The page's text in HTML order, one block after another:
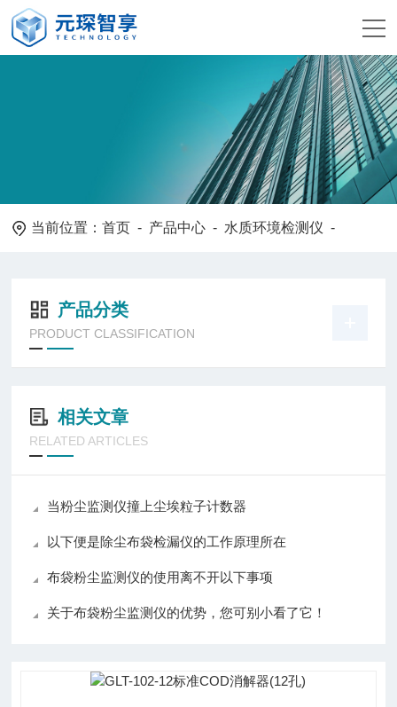
当前位置：首页 - 产品中心 - 水质环境检测仪 -
产品分类
PRODUCT CLASSIFICATION
相关文章
RELATED ARTICLES
当粉尘监测仪撞上尘埃粒子计数器
以下便是除尘布袋检漏仪的工作原理所在
布袋粉尘监测仪的使用离不开以下事项
关于布袋粉尘监测仪的优势，您可别小看了它！